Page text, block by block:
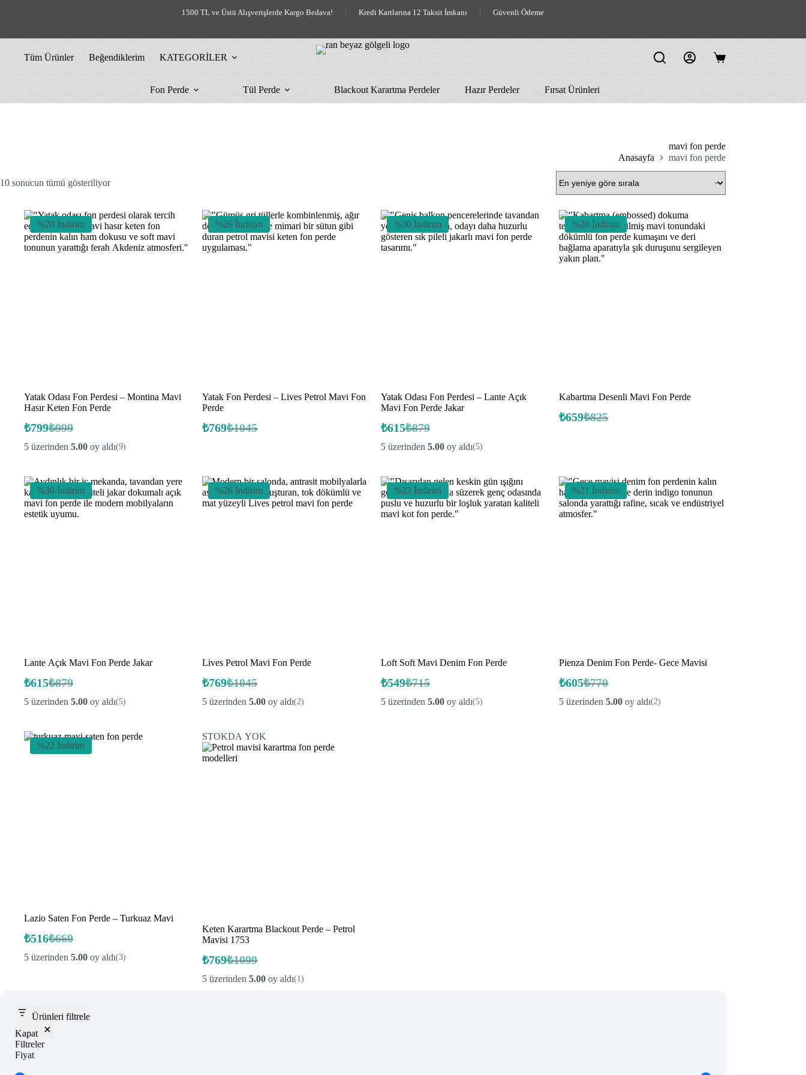
1500 TL ve Üstü Alışverişlerde Kargo Bedava! | Kredi Kartlarına 12 Taksit İmkanı | Güvenli Ödeme
Tüm Ürünler Beğendiklerim KATEGORİLER
Shopping
Fon Perde
Tül Perde Blackout Karartma Perdeler Hazır Perdeler Fırsat Ürünleri
mavi fon perde
Anasayfa
mavi fon perde
10 sonucun tümü gösteriliyorEn
sıralandı
%20 İndirim
Yatak Odası Fon Perdesi – Montina Mavi
Hasır Keten Fon Perde
₺999
Orijinal
fiyat:
₺799Şu
andaki
fiyat:
5 üzerinden 5.00 oy aldı(9)
%26 İndirim
Yatak Fon Perdesi – Lives Petrol Mavi Fon
Perde
₺1045
Orijinal
₺769 Şu
%30 İndirim
Yatak Odası Fon Perdesi – Lante Açık
Mavi Fon Perde Jakar
₺879
Orijinal
fiyat:
₺615Şu
andaki
fiyat:
5 üzerinden 5.00oy aldı(5)
%20 İndirim
Kabartma Desenli Mavi Fon Perde
₺825
Orijinal
₺659Şu
%30 İndirim
Lante Açık Mavi Fon Perde Jakar
₺879
Orijinal
fiyat:
₺615Şu
andaki
fiyat:
5 üzerinden 5.00 oy aldı(5)
%26 İndirim
Lives Petrol Mavi Fon Perde
₺1045
Orijinal
fiyat:
₺769 Şu
andaki
fiyat:
5 üzerinden5.00 oy aldı(2)
%23 İndirim
Loft Soft Mavi Denim Fon Perde
₺715
Orijinal
fiyat:
₺549Şu
andaki
fiyat:
5 üzerinden 5.00oy aldı(5)
%21 İndirim
Pienza Denim Fon Perde- Gece Mavisi
₺770
Orijinal
fiyat:
₺605Şu
andaki
fiyat:
5 üzerinden5.00 oy aldı(2)
%22 İndirim
Lazio Saten Fon Perde – Turkuaz Mavi
₺660
Orijinal
fiyat:
₺516Şu
andaki
fiyat:
5 üzerinden 5.00 oy aldı(3)
STOKDA YOK
Keten Karartma Blackout Perde – Petrol
Mavisi 1753
₺1099
Orijinal
fiyat:
₺769 Şu
andaki
fiyat:
5 üzerinden5.00 oy aldı(1)
Ürünleri filtrele
Kapat
Filtreler
Fiyat